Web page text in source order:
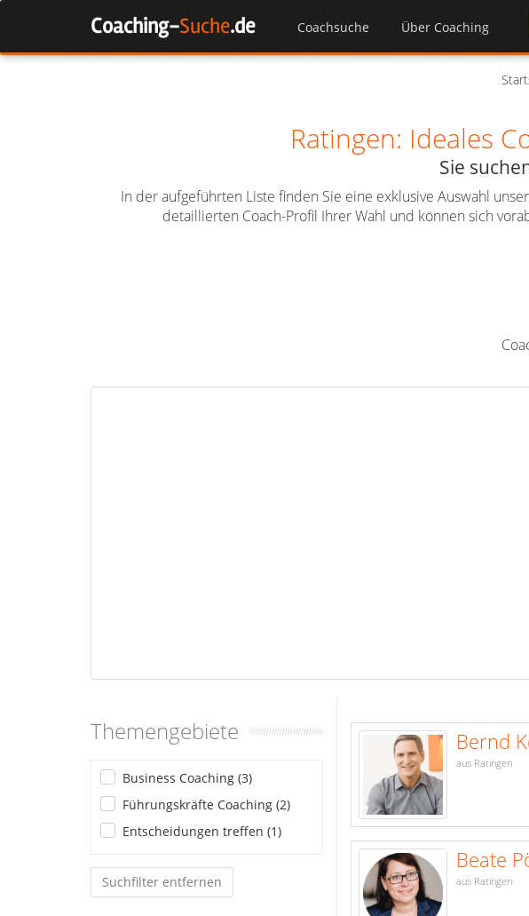
Skip
Coaching-Suche.de Coachsuche Über Coaching
Ratingen: Ideales
Sie
In der aufgeführten Liste finden Sie eine exklusive Auswahl
detaillierten Coach-Profil Ihrer Wahl und können sich
Bernd
aus Ratingen
Beate
aus Ratingen
Themengebiete
Business Coaching (3)
Führungskräfte Coaching (2)
Entscheidungen treffen (1)
Suchfilter entfernen